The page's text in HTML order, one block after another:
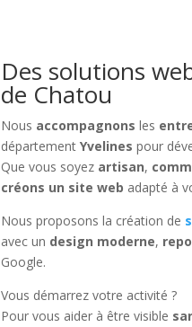
Des solutions
de Chatou
Nous accompagnons les
département Yvelines pour
Que vous soyez artisan,
créons un site web adapté à
Nous proposons la création de
avec un design moderne,
Google.
Vous démarrez votre activité ?
Pour vous aider à être visible